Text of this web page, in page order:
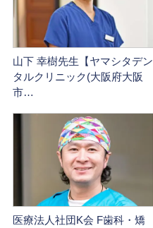
山下 幸樹先生【ヤマシタデン
タルクリニック(大阪府大阪
市…
医療法人社団K会 F歯科・矯